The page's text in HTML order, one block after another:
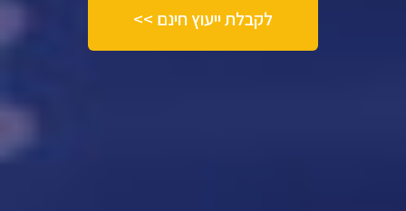
לקבלת ייעוץ חינם >>